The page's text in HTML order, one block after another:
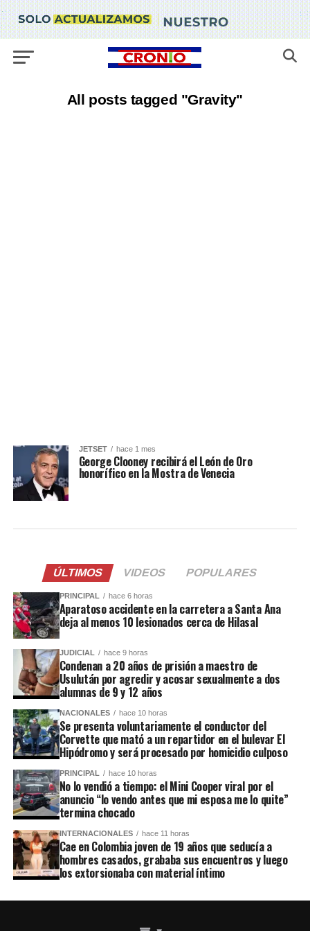
All posts tagged "Gravity"
JETSET hace 1 mes
George Clooney recibirá el León de Oro
honorífico en la Mostra de Venecia
ÚLTIMOS VIDEOS POPULARES
PRINCIPAL hace 6 horas
Aparatoso accidente en la carretera a Santa Ana
deja al menos 10 lesionados cerca de Hilasal
JUDICIAL hace 9 horas
Condenan a 20 años de prisión a maestro de
Usulután por agredir y acosar sexualmente a dos
alumnas de 9 y 12 años
NACIONALES hace 10 horas
Se presenta voluntariamente el conductor del
Corvette que mató a un repartidor en el bulevar El
Hipódromo y será procesado por homicidio culposo
PRINCIPAL hace 10 horas
No lo vendió a tiempo: el Mini Cooper viral por el
anuncio “lo vendo antes que mi esposa me lo quite”
termina chocado
INTERNACIONALES hace 11 horas
Cae en Colombia joven de 19 años que seducía a
hombres casados, grababa sus encuentros y luego
los extorsionaba con material íntimo